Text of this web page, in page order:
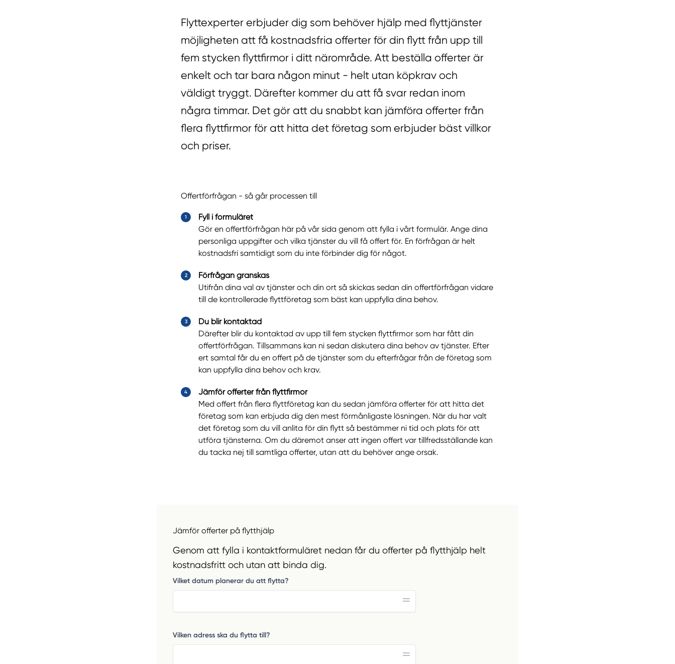
Flyttexperter erbjuder dig som behöver hjälp med flyttjänster
möjligheten att få kostnadsfria offerter för din flytt från upp till
fem stycken flyttfirmor i ditt närområde. Att beställa offerter är
enkelt och tar bara någon minut - helt utan köpkrav och
väldigt tryggt. Därefter kommer du att få svar redan inom
några timmar. Det gör att du snabbt kan jämföra offerter från
flera flyttfirmor för att hitta det företag som erbjuder bäst villkor
och priser.
Offertförfrågan - så går processen till
Fyll i formuläret
Gör en offertförfrågan här på vår sida genom att fylla i vårt formulär. Ange dina
personliga uppgifter och vilka tjänster du vill få offert för. En förfrågan är helt
kostnadsfri samtidigt som du inte förbinder dig för något.
Förfrågan granskas
Utifrån dina val av tjänster och din ort så skickas sedan din offertförfrågan vidare
till de kontrollerade flyttföretag som bäst kan uppfylla dina behov.
Du blir kontaktad
Därefter blir du kontaktad av upp till fem stycken flyttfirmor som har fått din
offertförfrågan. Tillsammans kan ni sedan diskutera dina behov av tjänster. Efter
ert samtal får du en offert på de tjänster som du efterfrågar från de företag som
kan uppfylla dina behov och krav.
Jämför offerter från flyttfirmor
Med offert från flera flyttföretag kan du sedan jämföra offerter för att hitta det
företag som kan erbjuda dig den mest förmånligaste lösningen. När du har valt
det företag som du vill anlita för din flytt så bestämmer ni tid och plats för att
utföra tjänsterna. Om du däremot anser att ingen offert var tillfredsställande kan
du tacka nej till samtliga offerter, utan att du behöver ange orsak.
Jämför offerter på flytthjälp
Genom att fylla i kontaktformuläret nedan får du offerter på flytthjälp helt
kostnadsfritt och utan att binda dig.
Vilket datum planerar du att flytta?
Vilken adress ska du flytta till?